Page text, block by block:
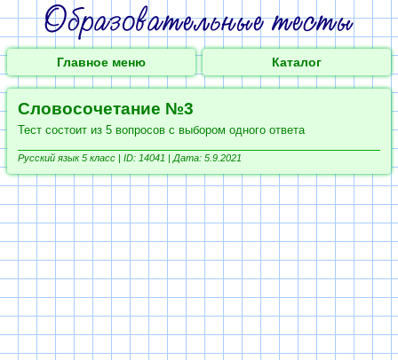
Главное меню Каталог
Словосочетание №3
Тест состоит из 5 вопросов с выбором одного ответа
Русский язык 5 класс | ID: 14041 | Дата: 5.9.2021